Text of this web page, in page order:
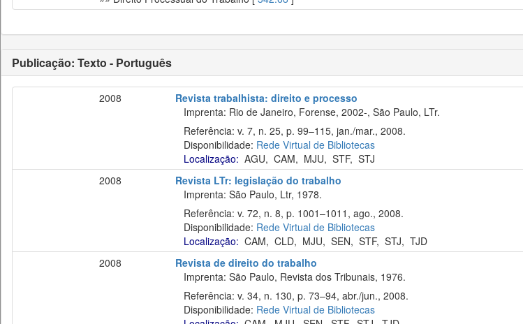
Publicação: Texto - Português
2008
Revista trabalhista: direito e processo
Imprenta: Rio de Janeiro, Forense, 2002-, São Paulo, LTr.
Referência: v. 7, n. 25, p. 99–115, jan./mar., 2008.
Disponibilidade: Rede Virtual de Bibliotecas
Localização: AGU, CAM, MJU, STF, STJ
2008
Revista LTr: legislação do trabalho
Imprenta: São Paulo, Ltr, 1978.
Referência: v. 72, n. 8, p. 1001–1011, ago., 2008.
Disponibilidade: Rede Virtual de Bibliotecas
Localização: CAM, CLD, MJU, SEN, STF, STJ, TJD
2008
Revista de direito do trabalho
Imprenta: São Paulo, Revista dos Tribunais, 1976.
Referência: v. 34, n. 130, p. 73–94, abr./jun., 2008.
Disponibilidade: Rede Virtual de Bibliotecas